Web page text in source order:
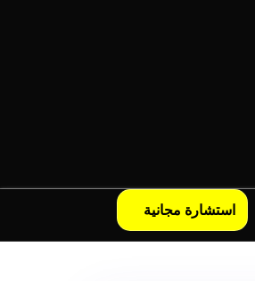
استشارة مجانية